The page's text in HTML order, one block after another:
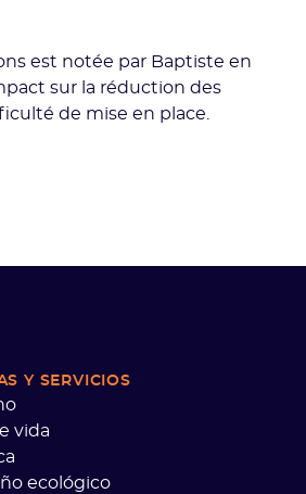
est notée par Baptiste en
sur la réduction des
de mise en place.
Y SERVICIOS
vida
ecológico